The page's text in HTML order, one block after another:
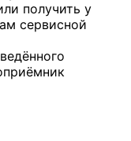
получить у
сервисной